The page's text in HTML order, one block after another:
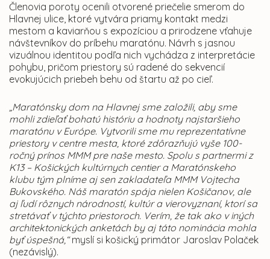
Členovia poroty ocenili otvorené priečelie smerom do
Hlavnej ulice, ktoré vytvára priamy kontakt medzi
mestom a kaviarňou s expozíciou a prirodzene vťahuje
návštevníkov do príbehu maratónu. Návrh s jasnou
vizuálnou identitou podľa nich vychádza z interpretácie
pohybu, pričom priestory sú radené do sekvencií
evokujúcich priebeh behu od štartu až po cieľ.
„Maratónsky dom na Hlavnej sme založili, aby sme
mohli zdieľať bohatú históriu a hodnoty najstaršieho
maratónu v Európe. Vytvorili sme mu reprezentatívne
priestory v centre mesta, ktoré zdôrazňujú vyše 100-
ročný prínos MMM pre naše mesto. Spolu s partnermi z
K13 – Košických kultúrnych centier a Maratónskeho
klubu tým plníme aj sen zakladateľa MMM Vojtecha
Bukovského. Náš maratón spája nielen Košičanov, ale
aj ľudí rôznych národností, kultúr a vierovyznaní, ktorí sa
stretávať v týchto priestoroch. Verím, že tak ako v iných
architektonických anketách by aj táto nominácia mohla
byť úspešná,“myslí si košický primátor Jaroslav Polaček
(nezávislý).